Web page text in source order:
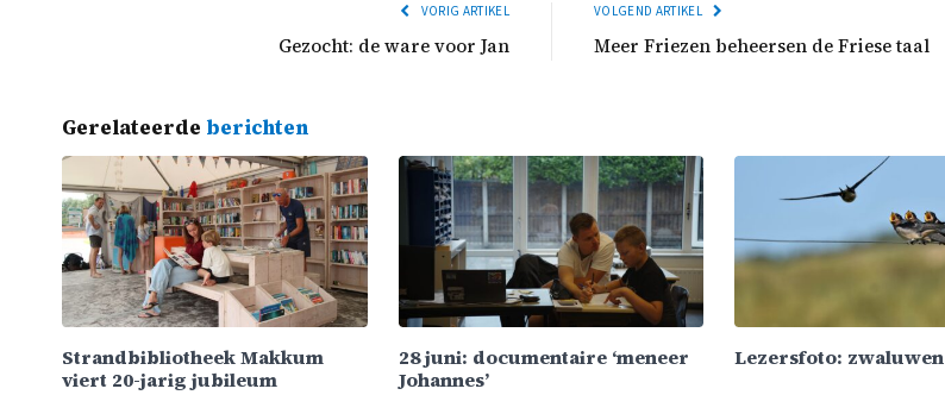
VORIG ARTIKEL
Gezocht: de ware voor Jan
VOLGEND ARTIKEL
Meer Friezen beheersen de Friese taal
Gerelateerde berichten
Strandbibliotheek Makkum
viert 20-jarig jubileum
28 juni: documentaire ‘meneer
Johannes’
Lezersfoto: zwaluwen